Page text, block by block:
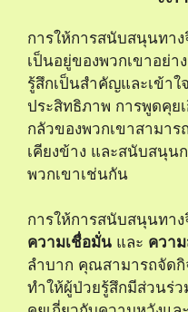
การให้การสนับสนุนทา
เป็นอยู่ของพวกเขาอย่
รู้สึกเป็นสำคัญและเข้าใ
ประสิทธิภาพ การพูดคุย
กลัวของพวกเขาสามา
เคียงข้าง และสนับสนุน
พวกเขาเช่นกัน
การให้การสนับสนุนทา
ความเชื่อมั่น และ ควา
ลำบาก คุณสามารถจัดกิ
ทำให้ผู้ป่วยรู้สึกมีส่วนร่ว